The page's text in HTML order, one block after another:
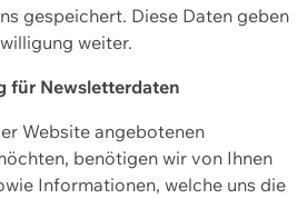
gespeichert. Diese Daten geben
weiter.
für Newsletterdaten
Website angebotenen
benötigen wir von Ihnen
Informationen, welche uns die